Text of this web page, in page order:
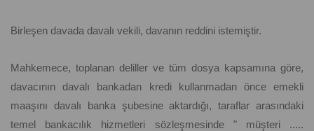
Birleşen davada davalı vekili, davanın reddini istemiştir.
Mahkemece, toplanan deliller ve tüm dosya kapsamına göre,
davacının davalı bankadan kredi kullanmadan önce emekli
maaşını davalı banka şubesine aktardığı, taraflar arasındaki
temel bankacılık hizmetleri sözleşmesinde " müşteri .....